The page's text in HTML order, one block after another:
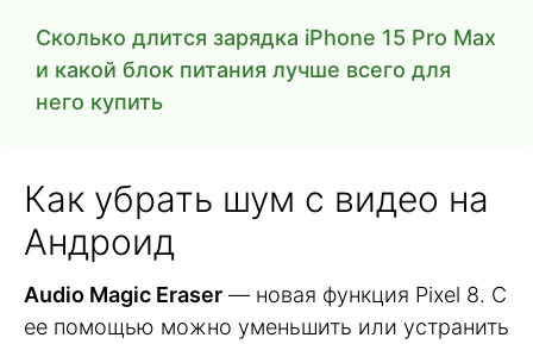
Сколько длится зарядка iPhone 15 Pro Max
и какой блок питания лучше всего для
него купить
Как убрать шум с видео на
Андроид
Audio Magic Eraser — новая функция Pixel 8. С
ее помощью можно уменьшить или устранить